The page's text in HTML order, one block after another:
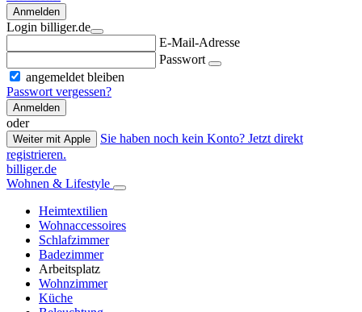
Anmelden
Login billiger.de
E-Mail-Adresse
Passwort
angemeldet bleiben
Passwort vergessen?
Anmelden
oder
Weiter mit Apple
Sie haben noch kein Konto? Jetzt direkt
registrieren.
billiger.de
Wohnen & Lifestyle
Heimtextilien
Wohnaccessoires
Schlafzimmer
Badezimmer
Arbeitsplatz
Wohnzimmer
Küche